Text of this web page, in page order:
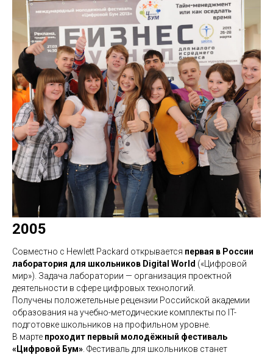
2005
Cовместно с Hewlett Packard открывается первая в России
лаборатория для школьников Digital World («Цифровой
мир»). Задача лаборатории — организация проектной
деятельности в сфере цифровых технологий.
Получены положетельные рецензии Российской академии
образования на учебно-методические комплекты по IT-
подготовке школьников на профильном уровне.
В марте проходит первый молодёжный фестиваль
«Цифровой Бум» . Фестиваль для школьников станет